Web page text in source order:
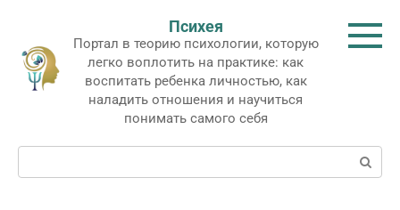
контенту
Психея
Портал в теорию психологии, которую
легко воплотить на практике: как
воспитать ребенка личностью, как
наладить отношения и научиться
понимать самого себя
Поиск: